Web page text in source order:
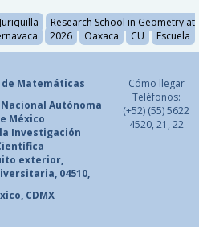
Juriquilla
Research School in Geometry at
2026 Oaxaca CU Escuela
Matemáticas
Autónoma
México
Investigación
exterior,
04510,
CDMX
Cómo llegar
Teléfonos:
(+52) (55) 5622
4520, 21, 22